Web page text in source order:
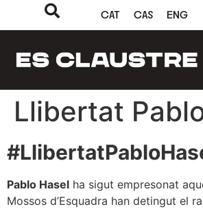
CAT CAS ENG
Llibertat
Pablo Hasel ha sigut empresonat
Mossos d’Esquadra han detingut el